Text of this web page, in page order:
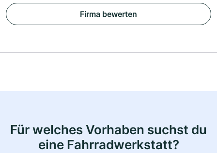
Firma bewerten
Für welches Vorhaben suchst du
eine Fahrradwerkstatt?